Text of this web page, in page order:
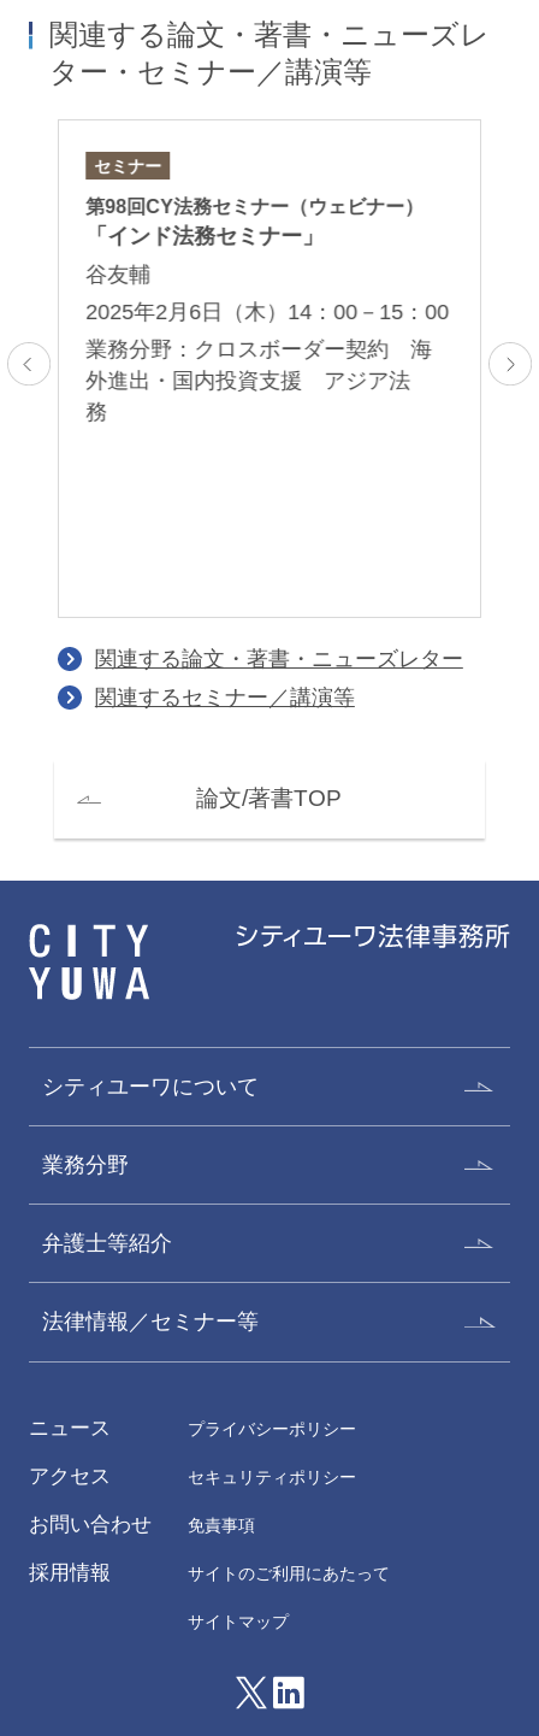
関連する論文・著書・ニューズレ
ター・セミナー／講演等
セミナー
第98回CY法務セミナー（ウェビナー）
「インド法務セミナー」
谷友輔
2025年2月6日（木）14：00－15：00
業務分野：クロスボーダー契約 海
外進出・国内投資支援 アジア法
務
00
関連する論文・著書・ニューズレター
関連するセミナー／講演等
論文/著書TOP
シティユーワについて
業務分野
弁護士等紹介
法律情報／セミナー等
ニュース
アクセス
お問い合わせ
採用情報
プライバシーポリシー
セキュリティポリシー
免責事項
サイトのご利用にあたって
サイトマップ